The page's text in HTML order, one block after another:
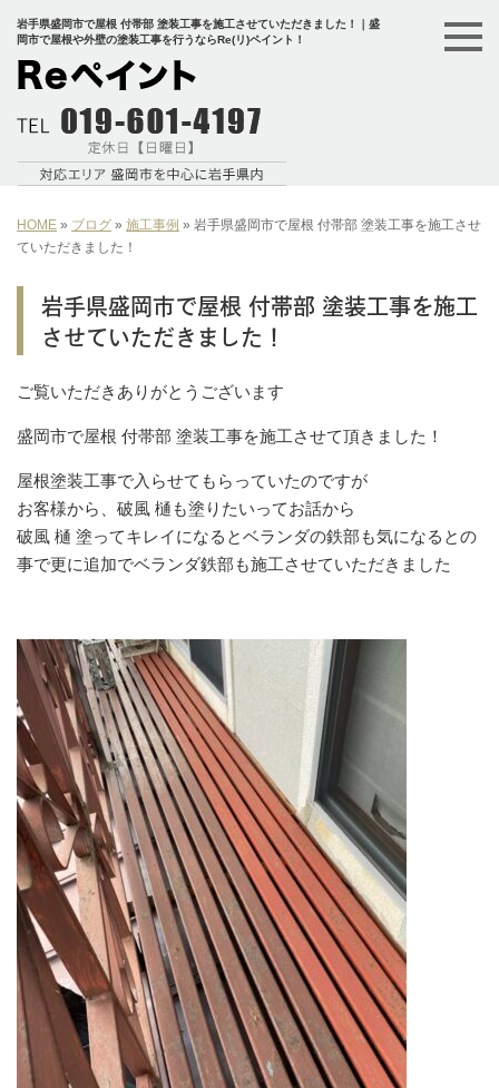
岩手県盛岡市で屋根 付帯部 塗装工事を施工させていただきました！｜盛
岡市で屋根や外壁の塗装工事を行うならRe(リ)ペイント！
HOME » ブログ » 施工事例 » 岩手県盛岡市で屋根 付帯部 塗装工事を施工させ
ていただきました！
岩手県盛岡市で屋根 付帯部 塗装工事を施工
させていただきました！
ご覧いただきありがとうございます
盛岡市で屋根 付帯部 塗装工事を施工させて頂きました！
屋根塗装工事で入らせてもらっていたのですが
お客様から、破風 樋も塗りたいってお話から
破風 樋 塗ってキレイになるとベランダの鉄部も気になるとの
事で更に追加でベランダ鉄部も施工させていただきました